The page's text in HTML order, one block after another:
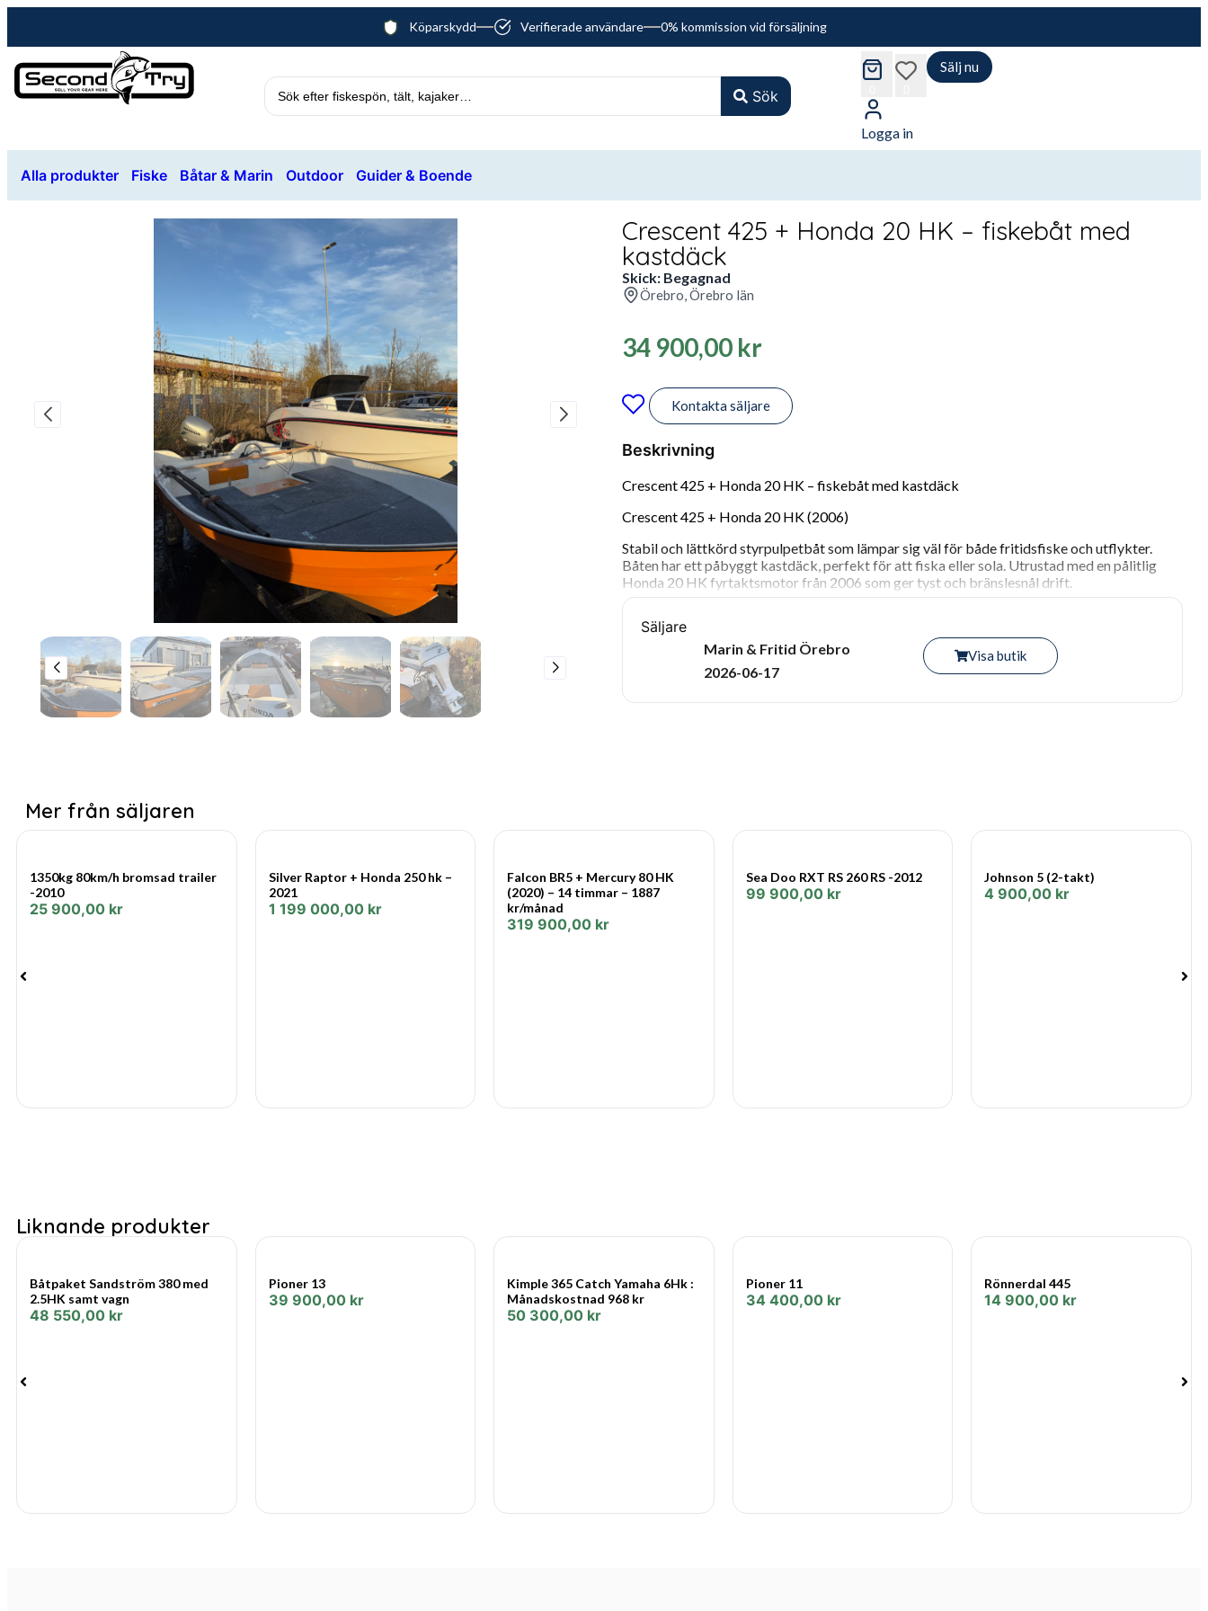
Köparskydd Verifierade användare 0% kommission vid försäljning
Sök
Logga in
Sälj nu
Alla produkter Fiske Båtar & Marin Outdoor Guider & Boende
Crescent 425 + Honda 20 HK – fiskebåt med
kastdäck
Skick: Begagnad
Örebro, Örebro län
34 900,00 kr
Kontakta säljare
Beskrivning
Crescent 425 + Honda 20 HK – fiskebåt med kastdäck
Crescent 425 + Honda 20 HK (2006)
Stabil och lättkörd styrpulpetbåt som lämpar sig väl för både fritidsfiske och utflykter.
Båten har ett påbyggt kastdäck, perfekt för att fiska eller sola. Utrustad med en pålitlig
Honda 20 HK fyrtaktsmotor från 2006 som ger tyst och bränslesnål drift.
Längd: 4,25 m
Bredd: 1,83 m
Vikt: 185 kg
Säljare
Marin & Fritid Örebro
2026-06-17
Visa butik
Mer från säljaren
1350kg 80km/h bromsad trailer
-2010
25 900,00 kr
Silver Raptor + Honda 250 hk –
2021
1 199 000,00 kr
Falcon BR5 + Mercury 80 HK
(2020) – 14 timmar – 1887
kr/månad
319 900,00 kr
Sea Doo RXT RS 260 RS -2012
99 900,00 kr
Johnson 5 (2-takt)
4 900,00 kr
Liknande produkter
Båtpaket Sandström 380 med
2.5HK samt vagn
48 550,00 kr
Pioner 13
39 900,00 kr
Kimple 365 Catch Yamaha 6Hk :
Månadskostnad 968 kr
50 300,00 kr
Pioner 11
34 400,00 kr
Rönnerdal 445
14 900,00 kr